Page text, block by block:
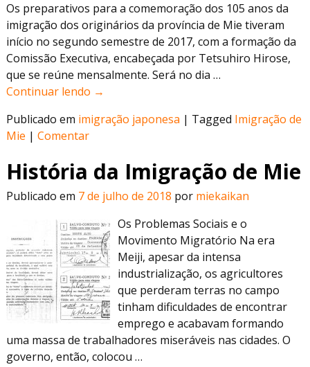
Os preparativos para a comemoração dos 105 anos da
imigração dos originários da província de Mie tiveram
início no segundo semestre de 2017, com a formação da
Comissão Executiva, encabeçada por Tetsuhiro Hirose,
que se reúne mensalmente. Será no dia …
Continuar lendo →
Publicado em imigração japonesa | Tagged Imigração de
Mie | Comentar
História da Imigração de Mie
Publicado em 7 de julho de 2018 por miekaikan
Os Problemas Sociais e o
Movimento Migratório Na era
Meiji, apesar da intensa
industrialização, os agricultores
que perderam terras no campo
tinham dificuldades de encontrar
emprego e acabavam formando
uma massa de trabalhadores miseráveis nas cidades. O
governo, então, colocou …